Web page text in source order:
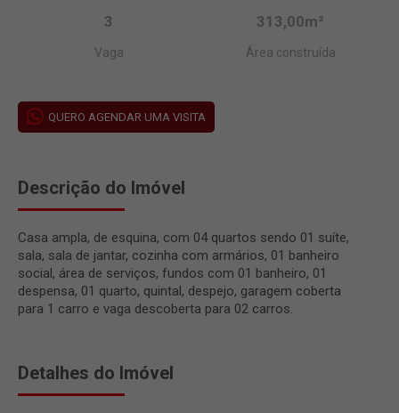
3
Vaga
313,00m²
Área construída
QUERO AGENDAR UMA VISITA
Descrição do Imóvel
Casa ampla, de esquina, com 04 quartos sendo 01 suíte,
sala, sala de jantar, cozinha com armários, 01 banheiro
social, área de serviços, fundos com 01 banheiro, 01
despensa, 01 quarto, quintal, despejo, garagem coberta
para 1 carro e vaga descoberta para 02 carros.
Detalhes do Imóvel